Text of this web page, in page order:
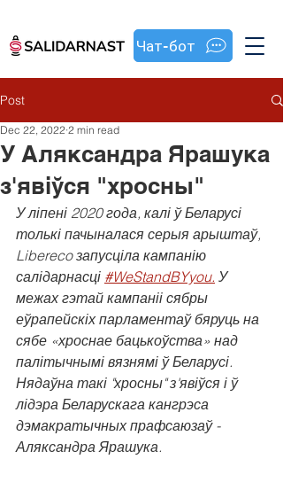
Чат-бот
Post
У Аляксандра Ярашука
з'явіўся "хросны"
Dec 22, 2022 2 min read
У ліпені 2020 года, калі ў Беларусі
толькі пачыналася серыя арыштаў,
Libereco запусціла кампанію
салідарнасці #WeStandBYyou. У
межах гэтай кампаніі сябры
еўрапейскіх парламентаў бяруць на
сябе «хроснае бацькоўства» над
палітычнымі вязнямі ў Беларусі.
Нядаўна такі "хросны" з'явіўся і ў
лідэра Беларускага кангрэса
дэмакратычных прафсаюзаў -
Аляксандра Ярашука.